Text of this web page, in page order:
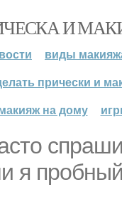
И
виды
прически и
на дому
я пробный